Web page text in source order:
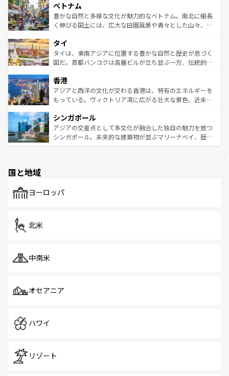
参照してほしい。
容にもいいと評判のスイーツなど、バラエティ豊かな料理
が味わえる。 なお、新着の台湾情報は コンテンツ一覧を参
照してほしい。
き、地方に足を延ばせば四季折々の自然美を楽しむことが
できる。そして、キムチや焼肉、絶品のストリートフード
まで、さまざまな韓国料理が待っている。夜には、韓国な
リティに包まれながら、韓国の多彩な魅力を心ゆくまで味
わってみてほしい。 なお、新着の韓国情報はコンテンツ一
覧を参照してほしい。
ベトナム
豊かな自然と多様な文化が魅力的なベトナム。南北に細長
く伸びる国土には、広大な田園風景や青々とした山々、世
急速な発展と共に伝統が息づく。ハノイの古い町並みやホ
ーチミン市のフランス統治時代の建物も、独特の雰囲気を
醸し出している。また、バラエティの豊かさとおいしさで
とつ。フォーやバインミー、ベトナムコーヒーなどは、ぜ
ひ現地で味わいたい。どの地域を訪れてもあたたかい人々
が旅行者を迎えてくれるので、きっと忘れられない旅にな
参照してほしい。
タイ
タイは、東南アジアに位置する豊かな自然と歴史が息づく
国だ。首都バンコクは高層ビルが立ち並ぶ一方、伝統的な
の活気が交差している。北部ではチェンマイなどの山岳地
帯で自然と触れ合い、南部ではプーケットやクラビの美し
いビーチでリゾート気分を楽しむことができる。タイ料理
激する。気候は一年中温暖で、どの季節にも異なる楽しみ
が待っている。親しみやすいタイの人々、仏教を中心とし
た文化、そして多様な観光資源が、訪れる旅人を魅了し続
香港
アジアと西洋の文化が交わる香港は、特有のエネルギーを
もっている。ヴィクトリア湾に広がる壮大な景色、近未来
み、どこを訪れても感動するはず。観光スポットが密集し
ており、効率よく見どころを回れるのも魅力。息をのむよ
うな絶景から文化的な体験まで、香港を存分に楽しみ尽く
シンガポール
アジアの交差点として多文化が融合した独自の魅力を放つ
シンガポール。未来的な建築物が並ぶマリーナベイ、歴史
で、ホーカーズは地元の風情を楽しめる外せないスポット
国と地域
ヨーロッパ
北米
中南米
オセアニア
ハワイ
リゾート